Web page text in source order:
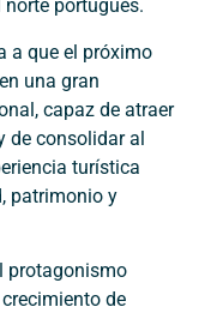
portugués.
a que el próximo
una gran
capaz de atraer
de consolidar al
turística
patrimonio y
protagonismo
de